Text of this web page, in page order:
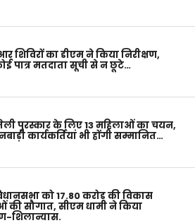
शिविरों का डीएम ने किया निरीक्षण,
पात्र मतदाता सूची से न छूटे…
पुरस्कार के लिए 13 महिलाओं का चयन,
कार्यकर्तियां भी होंगी सम्मानित…
को 17.80 करोड़ की विकास
की सौगात, सीएम धामी ने किया
शिलान्यास.